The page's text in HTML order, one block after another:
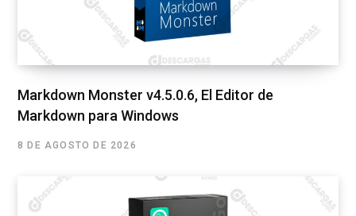
Markdown Monster v4.5.0.6, El Editor de
Markdown para Windows
8 DE AGOSTO DE 2026